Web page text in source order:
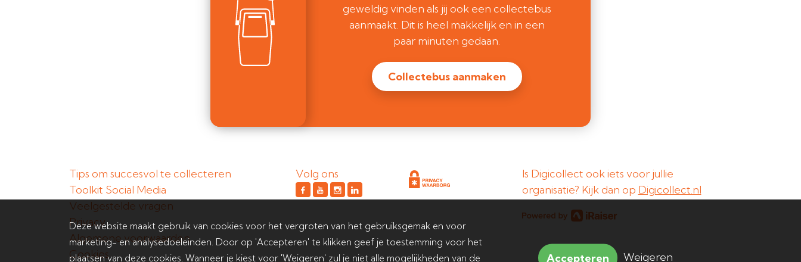
geweldig vinden als jij ook een collectebus
aanmaakt. Dit is heel makkelijk en in een
paar minuten gedaan.
Collectebus aanmaken
Tips om succesvol te collecteren
Toolkit Social Media
Veelgestelde vragen
Privacy
Algemene voorwaarden
Cookies
Volg ons
Is Digicollect ook iets voor jullie
organisatie? Kijk dan op Digicollect.nl
Deze website maakt gebruik van cookies voor het vergroten van het gebruiksgemak en voor
marketing- en analysedoeleinden. Door op 'Accepteren' te klikken geef je toestemming voor het
plaatsen van deze cookies. Wanneer je kiest voor 'Weigeren' zul je niet alle mogelijkheden van de
Accepteren Weigeren